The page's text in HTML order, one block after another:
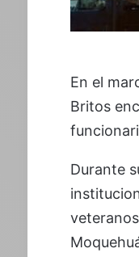
En el
Britos
Durante